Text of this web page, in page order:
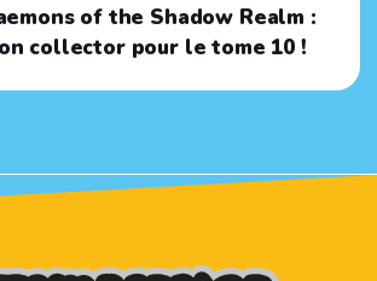
of the Shadow Realm :
collector pour le tome 10 !